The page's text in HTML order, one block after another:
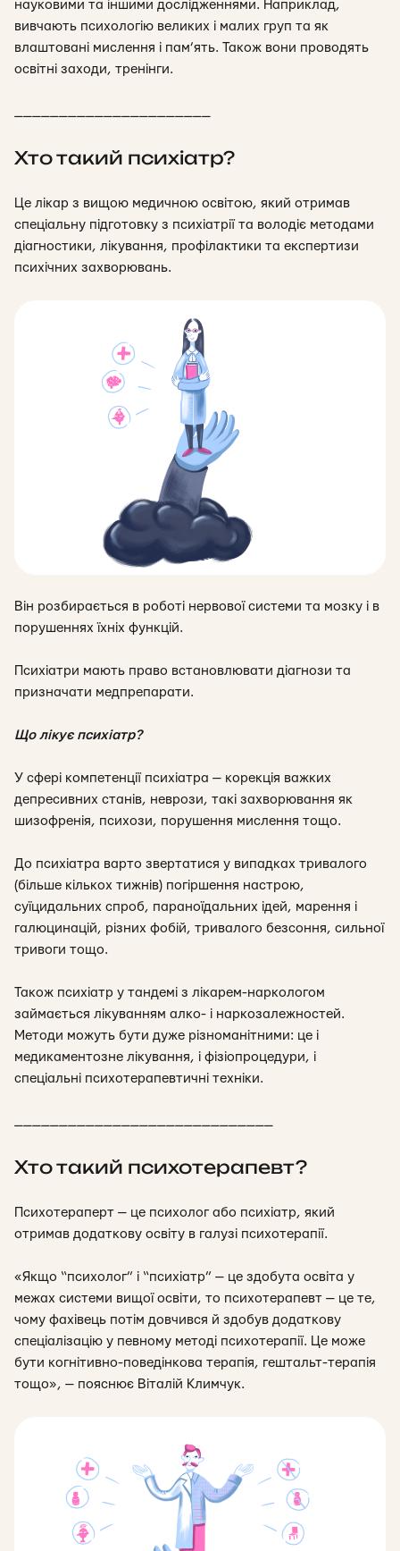
науковими та іншими дослідженнями. Наприклад,
вивчають психологію великих і малих груп та як
влаштовані мислення і пам’ять. Також вони проводять
освітні заходи, тренінги.
Хто такий психіатр?
Це лікар з вищою медичною освітою, який отримав
спеціальну підготовку з психіатрії та володіє методами
діагностики, лікування, профілактики та експертизи
психічних захворювань.
Він розбирається в роботі нервової системи та мозку і в
порушеннях їхніх функцій.
Психіатри мають право встановлювати діагнози та
призначати медпрепарати.
Що лікує психіатр?
У сфері компетенції психіатра — корекція важких
депресивних станів, неврози, такі захворювання як
шизофренія, психози, порушення мислення тощо.
До психіатра варто звертатися у випадках тривалого
(більше кількох тижнів) погіршення настрою,
суїцидальних спроб, параноїдальних ідей, марення і
галюцинацій, різних фобій, тривалого безсоння, сильної
тривоги тощо.
Також психіатр у тандемі з лікарем-наркологом
займається лікуванням алко- і наркозалежностей.
Методи можуть бути дуже різноманітними: це і
медикаментозне лікування, і фізіопроцедури, і
спеціальні психотерапевтичні техніки.
_____________________________
Хто такий психотерапевт?
Психотераперт — це психолог або психіатр, який
отримав додаткову освіту в галузі психотерапії.
«Якщо “психолог” і “психіатр” — це здобута освіта у
межах системи вищої освіти, то психотерапевт — це те,
чому фахівець потім довчився й здобув додаткову
спеціалізацію у певному методі психотерапії. Це може
бути когнітивно-поведінкова терапія, гештальт-терапія
тощо», — пояснює Віталій Климчук.